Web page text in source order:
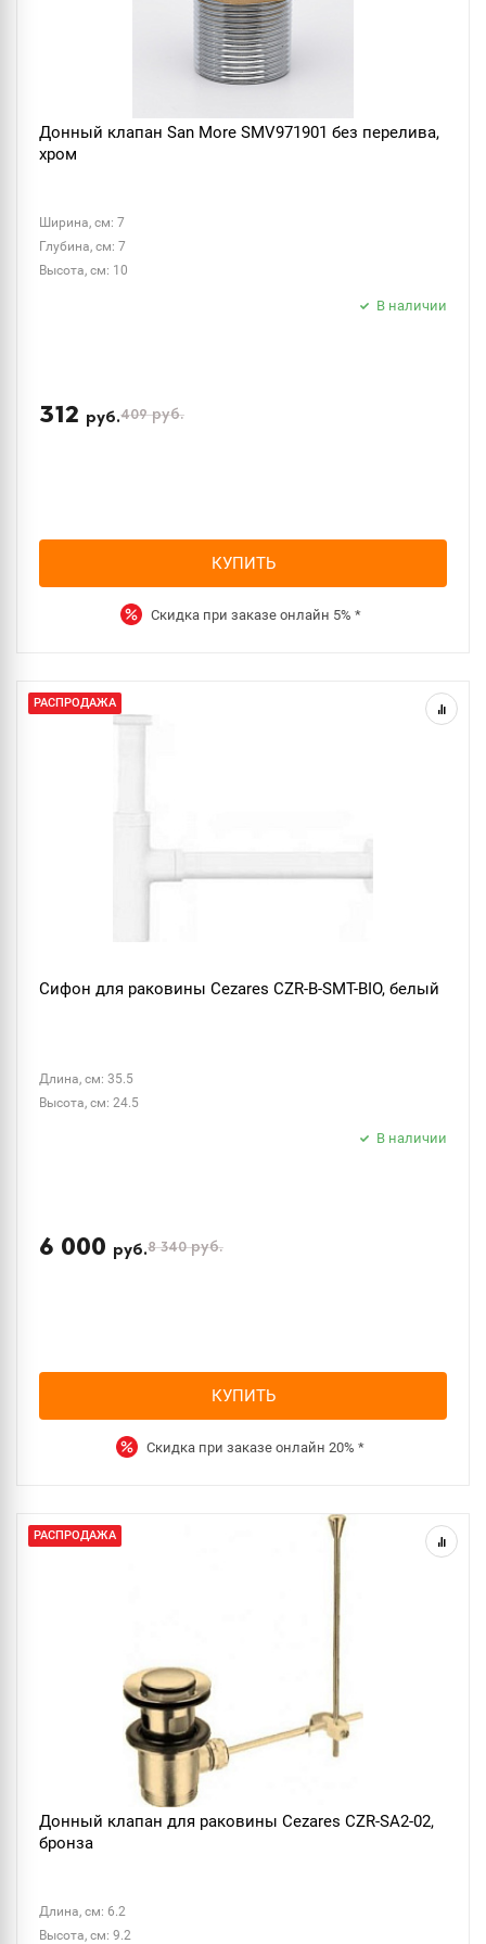
Донный клапан San More SMV971901 без перелива,
хром
Ширина, см: 7
Глубина, см: 7
Высота, см: 10
В наличии
312 руб.409руб.
КУПИТЬ
Скидка при заказе онлайн 5% *
РАСПРОДАЖА
Сифон для раковины Cezares CZR-B-SMT-BIO, белый
Длина, см: 35.5
Высота, см: 24.5
В наличии
6 000 руб.8 340руб.
КУПИТЬ
Скидка при заказе онлайн 20% *
РАСПРОДАЖА
Донный клапан для раковины Cezares CZR-SA2-02,
бронза
Длина, см: 6.2
Высота, см: 9.2